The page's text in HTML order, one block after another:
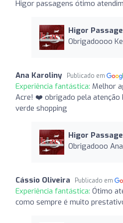
Higor passagens ótimo
Higor
Obrigadoooo
Ana Karoliny Publicado em
Experiência fantástica: Melhor
Acre! ❤️ obrigado pela atenção
verde shopping
Higor
Obrigadooo
Cássio Oliveira Publicado em
Experiência fantástica: Ótimo
como sempre é muito